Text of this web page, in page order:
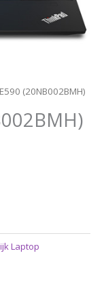
(20NB002BMH)
Laptop